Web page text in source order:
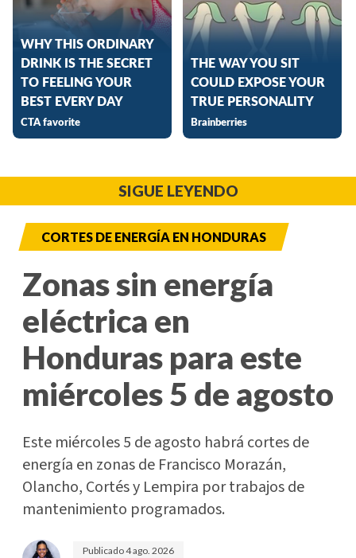
SIGUE LEYENDO
CORTES DE ENERGÍA EN HONDURAS
Zonas sin energía
eléctrica en
Honduras para este
miércoles 5 de agosto
Este miércoles 5 de agosto habrá cortes de
energía en zonas de Francisco Morazán,
Olancho, Cortés y Lempira por trabajos de
mantenimiento programados.
Publicado4 ago. 2026